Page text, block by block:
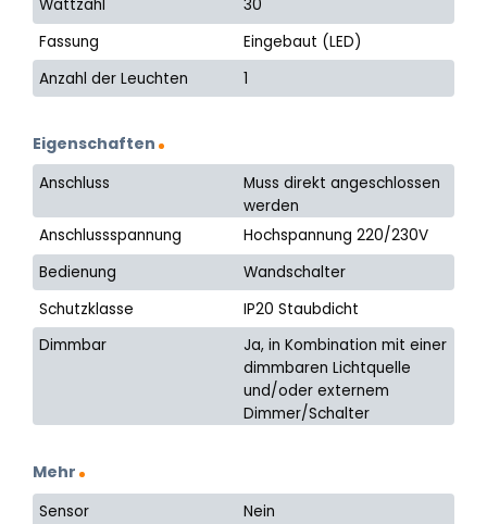
Wattzahl
30
Fassung
Eingebaut (LED)
Anzahl der Leuchten
1
Eigenschaften
Anschluss
Muss direkt angeschlossen
werden
Anschlussspannung
Hochspannung 220/230V
Bedienung
Wandschalter
Schutzklasse
IP20 Staubdicht
Dimmbar
Ja, in Kombination mit einer
dimmbaren Lichtquelle
und/oder externem
Dimmer/Schalter
Mehr
Sensor
Nein